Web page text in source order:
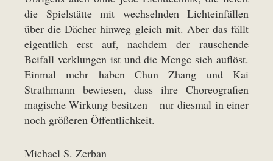
die Spielstätte mit wechselnden Lichteinfällen
über die Dächer hinweg gleich mit. Aber das fällt
eigentlich erst auf, nachdem der rauschende
Beifall verklungen ist und die Menge sich auflöst.
Einmal mehr haben Chun Zhang und Kai
Strathmann bewiesen, dass ihre Choreografien
magische Wirkung besitzen – nur diesmal in einer
noch größeren Öffentlichkeit.
Michael S. Zerban